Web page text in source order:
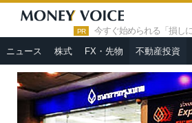
PR 今すぐ始められる「損し
ニュース 株式 FX・先物 不動産投資
HOME » 不動産投資 »
タイ不動産投
銀行？それとも日本の銀行？＝板野雅由